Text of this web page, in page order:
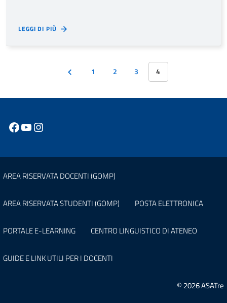
LEGGI DI PIÙ
1 2 3 4
Facebook
YouTube
Instagram
AREA RISERVATA DOCENTI (GOMP)
AREA RISERVATA STUDENTI (GOMP) POSTA ELETTRONICA
PORTALE E-LEARNING CENTRO LINGUISTICO DI ATENEO
GUIDE E LINK UTILI PER I DOCENTI
© 2026 ASATre